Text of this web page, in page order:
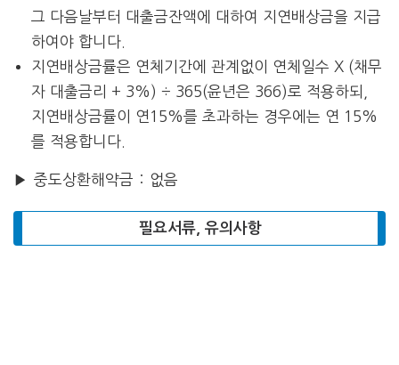
그 다음날부터 대출금잔액에 대하여 지연배상금을 지급
하여야 합니다.
지연배상금률은 연체기간에 관계없이 연체일수 X (채무
자 대출금리 + 3%) ÷ 365(윤년은 366)로 적용하되,
지연배상금률이 연15%를 초과하는 경우에는 연 15%
를 적용합니다.
▶ 중도상환해약금 : 없음
필요서류, 유의사항